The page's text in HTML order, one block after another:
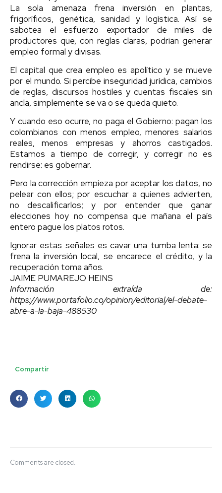
La sola amenaza frena inversión en plantas,
frigoríficos, genética, sanidad y logística. Así se
sabotea el esfuerzo exportador de miles de
productores que, con reglas claras, podrían generar
empleo formal y divisas.
El capital que crea empleo es apolítico y se mueve
por el mundo. Si percibe inseguridad jurídica, cambios
de reglas, discursos hostiles y cuentas fiscales sin
ancla, simplemente se va o se queda quieto.
Y cuando eso ocurre, no paga el Gobierno: pagan los
colombianos con menos empleo, menores salarios
reales, menos empresas y ahorros castigados.
Estamos a tiempo de corregir, y corregir no es
rendirse: es gobernar.
Pero la corrección empieza por aceptar los datos, no
pelear con ellos; por escuchar a quienes advierten,
no descalificarlos; y por entender que ganar
elecciones hoy no compensa que mañana el país
entero pague los platos rotos.
Ignorar estas señales es cavar una tumba lenta: se
frena la inversión local, se encarece el crédito, y la
recuperación toma años.
JAIME PUMAREJO HEINS
Información extraída de:
https://www.portafolio.co/opinion/editorial/el-debate-
abre-a-la-baja-488530
Compartir
Comments are closed.